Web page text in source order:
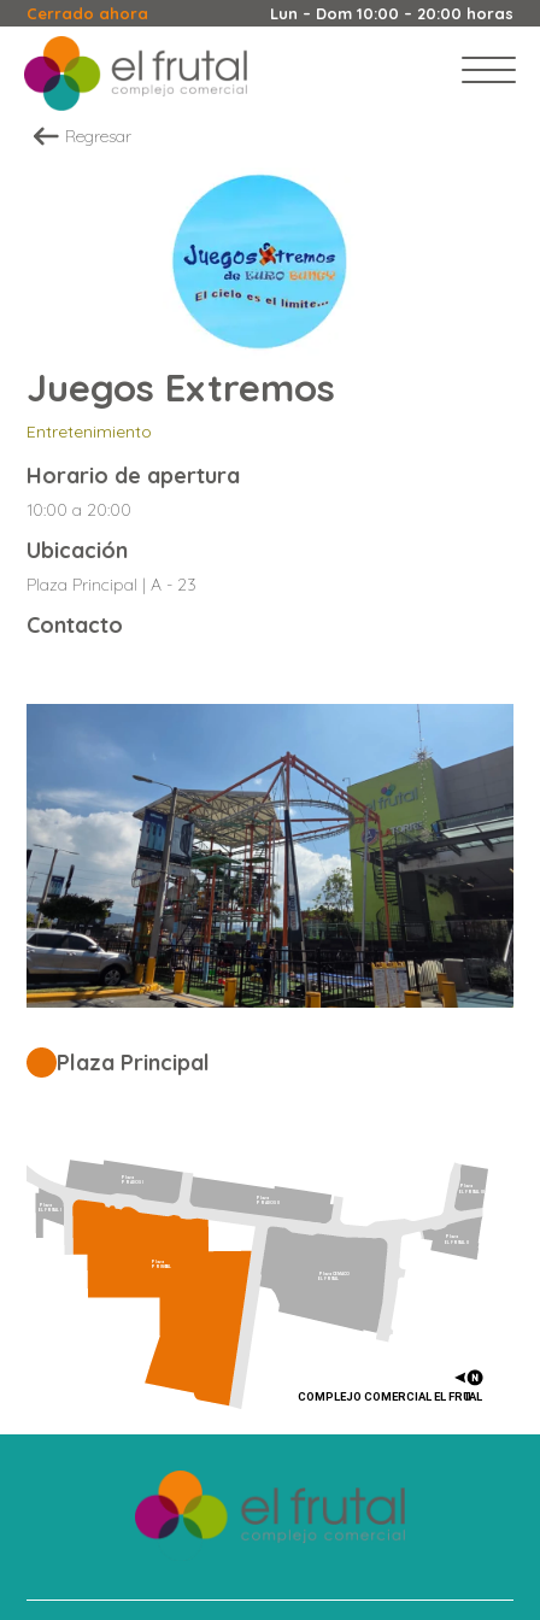
Cerrado ahora Lun – Dom 10:00 – 20:00 horas
Regresar
Juegos Extremos
Entretenimiento
Horario de apertura
10:00 a 20:00
Ubicación
Plaza Principal | A - 23
Contacto
Plaza Principal